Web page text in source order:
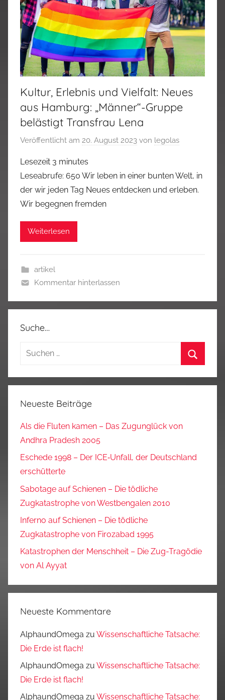
Kultur, Erlebnis und Vielfalt: Neues
aus Hamburg: „Männer“-Gruppe
belästigt Transfrau Lena
Veröffentlicht am 20. August 2023 von legolas
Lesezeit 3 minutes
Leseabrufe: 650 Wir leben in einer bunten Welt, in
der wir jeden Tag Neues entdecken und erleben.
Wir begegnen fremden
Weiterlesen
artikel
Kommentar hinterlassen
Suche…
Suchen
Neueste Beiträge
Als die Fluten kamen – Das Zugunglück von
Andhra Pradesh 2005
Eschede 1998 – Der ICE‑Unfall, der Deutschland
erschütterte
Sabotage auf Schienen – Die tödliche
Zugkatastrophe von Westbengalen 2010
Inferno auf Schienen – Die tödliche
Zugkatastrophe von Firozabad 1995
Katastrophen der Menschheit – Die Zug-Tragödie
von Al Ayyat
Neueste Kommentare
AlphaundOmega zu Wissenschaftliche Tatsache:
Die Erde ist flach!
AlphaundOmega zu Wissenschaftliche Tatsache:
Die Erde ist flach!
AlphaundOmega zu Wissenschaftliche Tatsache: